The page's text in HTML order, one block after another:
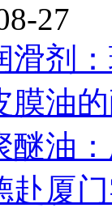
27
滑剂
膜油
醚油
赴厦